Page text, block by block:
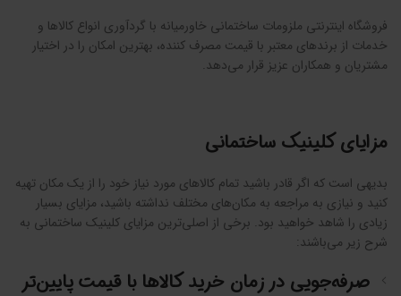
فروشگاه اینترنتی ملزومات ساختمانی خاورمیانه با گردآوری انواع کالاها و
خدمات از برندهای معتبر با قیمت مصرف کننده، بهترین‌ امکان را در اختیار
مشتریان و همکاران عزیز قرار می‌دهد.
مزایای کلینیک ساختمانی
بدیهی است که اگر قادر باشید تمام کالاهای مورد نیاز خود را از یک مکان تهیه
کنید و نیازی به مراجعه به مکان‌های مختلف نداشته باشید، مزایای بسیار
زیادی را شاهد خواهید بود. برخی از اصلی‌ترین مزایای کلینیک ساختمانی به
شرح زیر می‌باشند:
صرفه‌جویی در زمان خرید کالاها با قیمت پایین‌تر